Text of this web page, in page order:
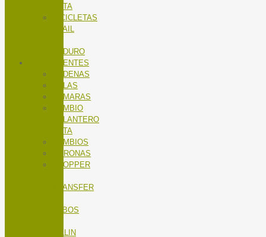
RUTA
BICICLETAS
TRAIL
ENDURO
COMPONENTES
CADENAS
CALAS
CÁMARAS
CAMBIO
DELANTERO
RUTA
CAMBIOS
CORONAS
DROPPER
TRANSFER
TUBOS
SILLIN